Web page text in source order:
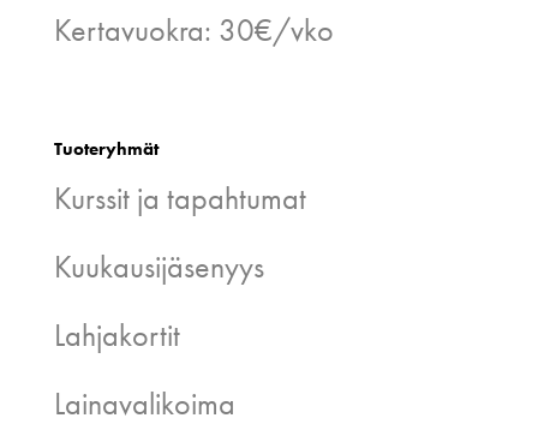
Kertavuokra: 30€/vko
Tuoteryhmät
Kurssit ja tapahtumat
Kuukausijäsenyys
Lahjakortit
Lainavalikoima